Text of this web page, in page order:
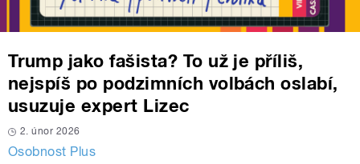
Trump jako fašista? To už je příliš,
nejspíš po podzimních volbách oslabí,
usuzuje expert Lizec
2. únor 2026
Osobnost Plus